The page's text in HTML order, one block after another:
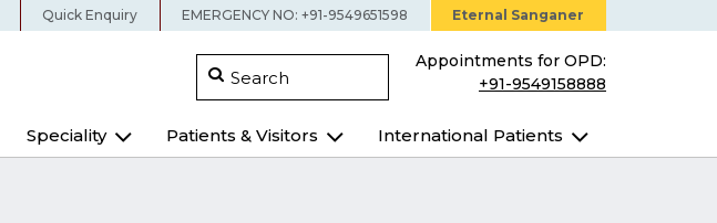
Quick Enquiry EMERGENCY NO: +91-9549651598 Eternal Sanganer
Search
Appointments for OPD:
+91-9549158888
Speciality Patients & Visitors International Patients